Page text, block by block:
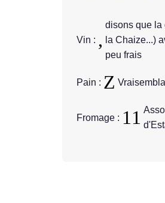
Vin :
disons que la
la Chaize...)
peu frais
Pain :
Fromage :